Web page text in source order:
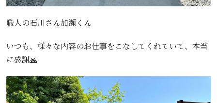
職人の石川さん加瀬くん
いつも、様々な内容のお仕事をこなしてくれていて、本当
に感謝🙏